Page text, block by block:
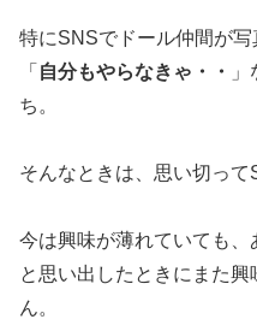
特にSNSでドール仲間が写
「 自分もやらなきゃ・・
ち。
そんなときは、思い切って
今は興味が薄れていても
と思い出したときにまた
ん。